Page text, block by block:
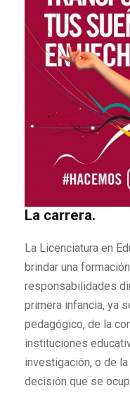
La carrera.
La Licenciatura en
brindar una
responsabilidades
primera infancia, ya
pedagógico, de la
instituciones
investigación, o de
decisión que se